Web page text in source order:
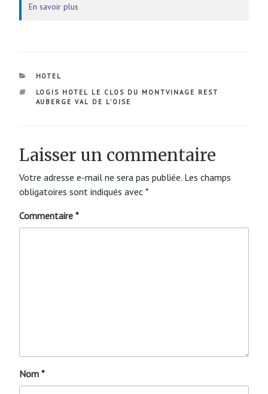
En savoir plus
CATÉGORIES
HOTEL
ÉTIQUETTES
LOGIS HOTEL LE CLOS DU MONTVINAGE REST
AUBERGE VAL DE L'OISE
Laisser un commentaire
Votre adresse e-mail ne sera pas publiée. Les champs
obligatoires sont indiqués avec *
Commentaire *
Nom *